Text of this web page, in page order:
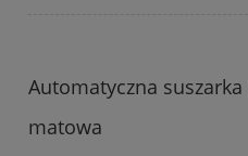
Automatyczna
matowa